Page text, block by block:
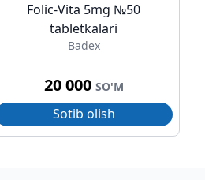
Folic-Vita 5mg №50
tabletkalari
Badex
20 000 SO'M
Sotib olish